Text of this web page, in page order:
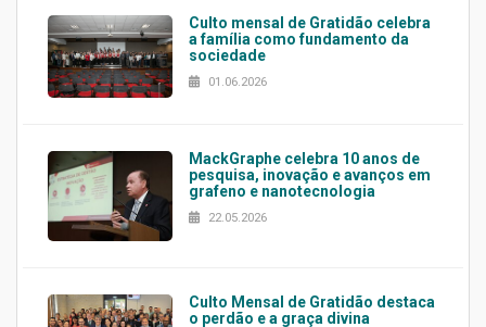
Culto mensal de Gratidão celebra
a família como fundamento da
sociedade
01.06.2026
MackGraphe celebra 10 anos de
pesquisa, inovação e avanços em
grafeno e nanotecnologia
22.05.2026
Culto Mensal de Gratidão destaca
o perdão e a graça divina